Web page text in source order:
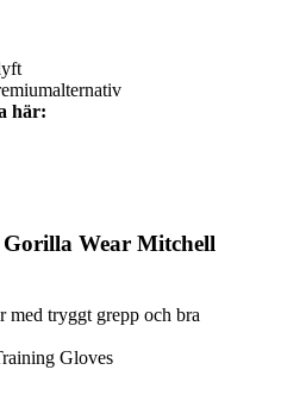
här:
Wear Mitchell
med tryggt grepp och bra